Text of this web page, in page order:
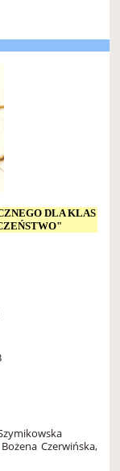
DLA KLAS
Czerwińska,